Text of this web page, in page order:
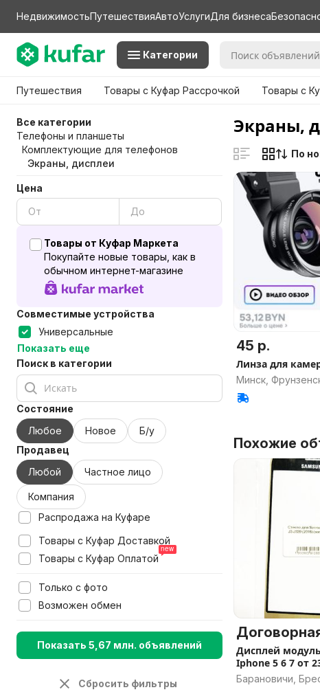
НедвижимостьПутешествияАвтоУслугиДля бизнеса
Категории
Путешествия Товары с Куфар Рассрочкой Товары с
Все категории
Телефоны и планшеты
Комплектующие для телефонов
Экраны, дисплеи
Цена
Товары от Куфар Маркета
Покупайте новые товары, как в
обычном интернет-магазине
Совместимые устройства
Универсальные
Показать еще
Поиск в категории
Состояние
Любое
Новое
Б/у
Продавец
Любой
Частное лицо
Компания
Распродажа на Куфаре
Товары с Куфар Доставкой
Товары с Куфар Оплатой
Только с фото
Возможен обмен
Показать 5,67 млн. объявлений
Сбросить фильтры
Экраны,
По
45 р.
Линза для
Минск,
Похожие
Дисплей
Iphone
Барановичи,